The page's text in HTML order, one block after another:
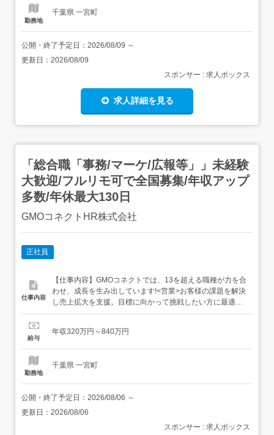
勤務地
千葉県 一宮町
公開・終了予定日： 2026/08/09 ～
更新日： 2026/08/09
スポンサー : 求人ボックス
求人詳細を見る
「総合職「事務/マーケ/広報等」」未経験
大歓迎/フルリモ可で全国募集/年収アップ
多数/年休最大130日
GMOコネクトHR株式会社
正社員
仕事内容
【仕事内容】GMOコネクトでは、13を超える職種が力を合
わせ、成長を生み出しています!<営業>お客様の課題を解決
し売上拡大を支援。目標に向かって挑戦したい方に最適。
<広報>GMOコネクトを外部にアピールする業務。積極的に
ムの成果を最大化。サポートが得意な方におすすめ。<事
給与
年収320万円～840万円
勤務地
千葉県 一宮町
公開・終了予定日： 2026/08/06 ～
更新日： 2026/08/06
スポンサー : 求人ボックス